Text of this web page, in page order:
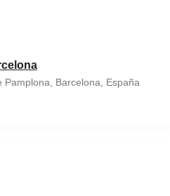
Pamplona, Barcelona, España